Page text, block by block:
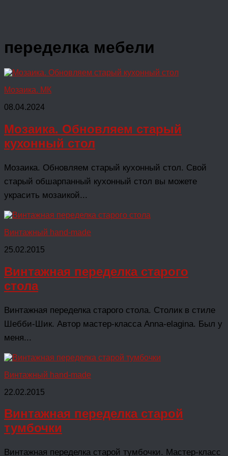
переделка мебели
Мозаика. МК
08.04.2024
Мозаика. Обновляем старый
кухонный стол
Мозаика. Обновляем старый кухонный стол. Свой
старый обшарпанный кухонный стол вы можете
украсить мозаикой...
Винтажный hand-made
25.02.2015
Винтажная переделка старого
стола
Винтажная переделка старого стола. Столик в стиле
Шебби-Шик. Автор мастер-класса Anna-elagina. Был у
меня...
Винтажный hand-made
22.02.2015
Винтажная переделка старой
тумбочки
Винтажная переделка старой тумбочки. Мастер-класс